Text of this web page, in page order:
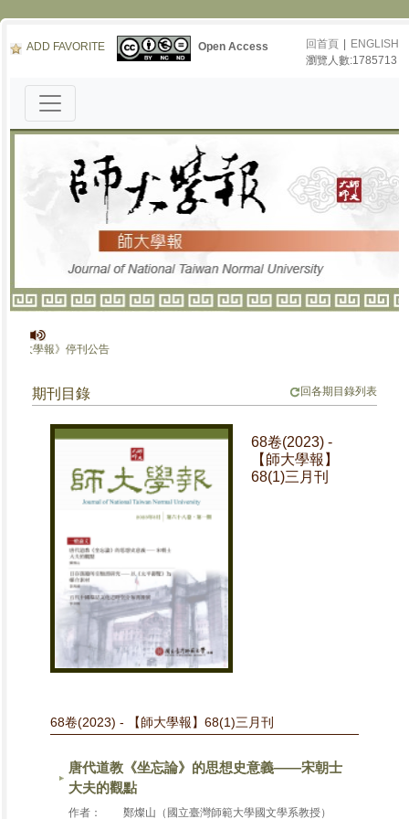
ADD FAVORITE Open Access 回首頁
ENGLISH
瀏覽人數:1785713
師大學報》停刊公告
期刊目錄 回各期目錄列表
68卷(2023) -
【師大學報】
68(1)三月刊
68卷(2023) - 【師大學報】68(1)三月刊
唐代道教《坐忘論》的思想史意義——宋朝士
大夫的觀點
作者： 鄭燦山（國立臺灣師範大學國文學系教授）